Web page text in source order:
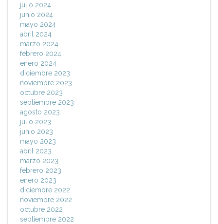
julio 2024
junio 2024
mayo 2024
abril 2024
marzo 2024
febrero 2024
enero 2024
diciembre 2023
noviembre 2023
octubre 2023
septiembre 2023
agosto 2023
julio 2023
junio 2023
mayo 2023
abril 2023
marzo 2023
febrero 2023
enero 2023
diciembre 2022
noviembre 2022
octubre 2022
septiembre 2022